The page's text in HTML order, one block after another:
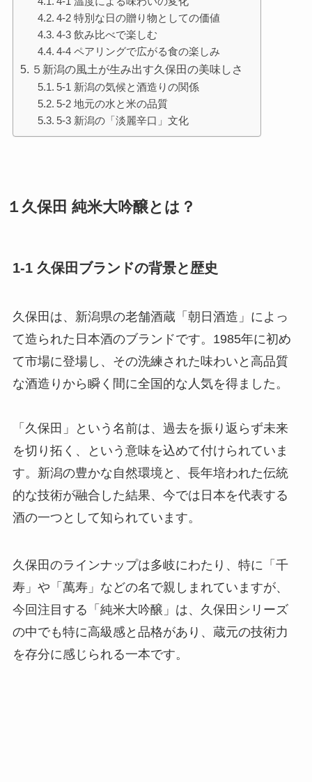
4-2 特別な日の贈り物としての価値
4-3 飲み比べで楽しむ
4-4 ペアリングで広がる食の楽しみ
５新潟の風土が生み出す久保田の美味しさ
5-1 新潟の気候と酒造りの関係
5-2 地元の水と米の品質
5-3 新潟の「淡麗辛口」文化
１久保田 純米大吟醸とは？
1-1 久保田ブランドの背景と歴史
久保田は、新潟県の老舗酒蔵「朝日酒造」によっ
て造られた日本酒のブランドです。1985年に初め
て市場に登場し、その洗練された味わいと高品質
な酒造りから瞬く間に全国的な人気を得ました。
「久保田」という名前は、過去を振り返らず未来
を切り拓く、という意味を込めて付けられていま
す。新潟の豊かな自然環境と、長年培われた伝統
的な技術が融合した結果、今では日本を代表する
酒の一つとして知られています。
久保田のラインナップは多岐にわたり、特に「千
寿」や「萬寿」などの名で親しまれていますが、
今回注目する「純米大吟醸」は、久保田シリーズ
の中でも特に高級感と品格があり、蔵元の技術力
を存分に感じられる一本です。